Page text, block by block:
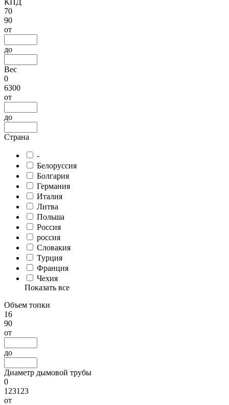
КПД
70
90
от
до
Вес
0
6300
от
до
Страна
-
Белоруссия
Болгария
Германия
Италия
Литва
Польша
Россия
россия
Словакия
Турция
Франция
Чехия
Показать все
Объем топки
16
90
от
до
Диаметр дымовой трубы
0
123123
от